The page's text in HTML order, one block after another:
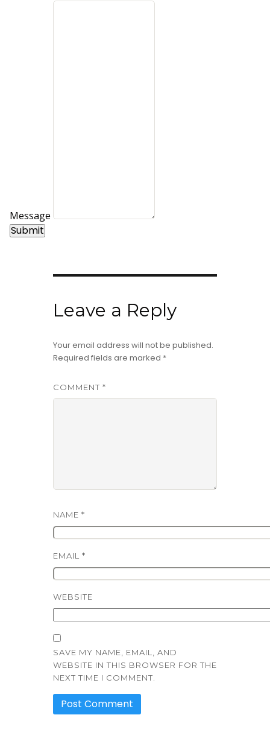
Message
Submit
Leave a Reply
Your email address will not be published.
Required fields are marked *
COMMENT *
NAME *
EMAIL *
WEBSITE
SAVE MY NAME, EMAIL, AND
WEBSITE IN THIS BROWSER FOR THE
NEXT TIME I COMMENT.